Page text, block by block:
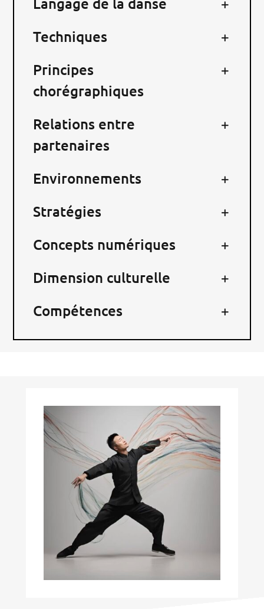
Techniques
Principes
chorégraphiques
Relations entre
partenaires
Environnements
Stratégies
Concepts numériques
Dimension culturelle
Compétences